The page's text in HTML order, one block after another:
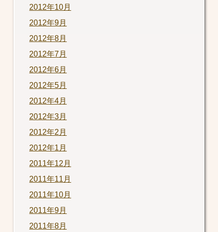
2012年10月
2012年9月
2012年8月
2012年7月
2012年6月
2012年5月
2012年4月
2012年3月
2012年2月
2012年1月
2011年12月
2011年11月
2011年10月
2011年9月
2011年8月